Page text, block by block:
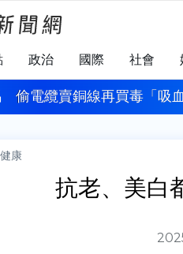
政治 國際 社會
偷電纜賣銅線再買毒「吸
健康
抗老、美白